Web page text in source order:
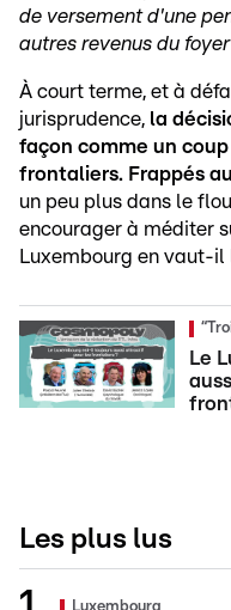
de versement d'une
autres revenus du
À court terme, et à
jurisprudence, la
façon comme un
frontaliers. Frappés
un peu plus dans le
encourager à méditer
Luxembourg en vaut-il
Le
Les plus lus
Luxembourg